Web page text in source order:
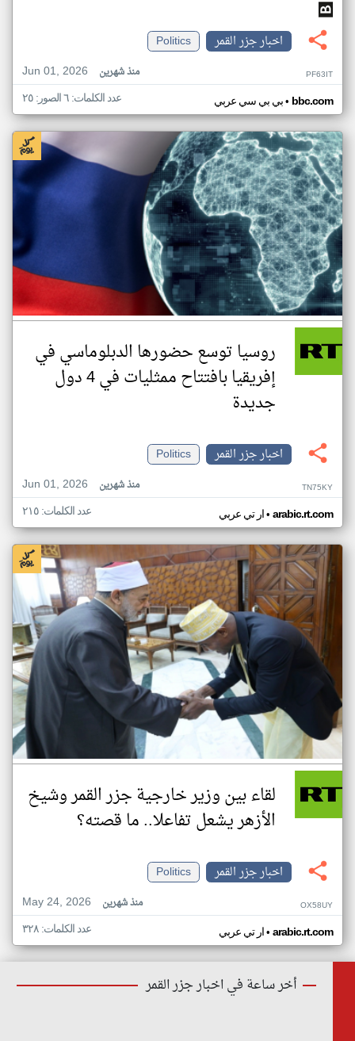
اخبار جزر القمر
Politics
Jun 01, 2026
منذ شهرين PF63IT
بي بي سي عربي• bbc.com عدد الكلمات: ٦ الصور: ٢٥
روسيا توسع حضورها الدبلوماسي في
إفريقيا بافتتاح ممثليات في 4 دول
جديدة
اخبار جزر القمر
Politics
Jun 01, 2026
منذ شهرين TN75KY
ار تي عربي• arabic.rt.com عدد الكلمات: ٢١٥
لقاء بين وزير خارجية جزر القمر وشيخ
الأزهر يشعل تفاعلا.. ما قصته؟
اخبار جزر القمر
Politics
May 24, 2026
منذ شهرين OX58UY
ار تي عربي• arabic.rt.com عدد الكلمات: ٣٢٨
أخر ساعة في اخبار جزر القمر